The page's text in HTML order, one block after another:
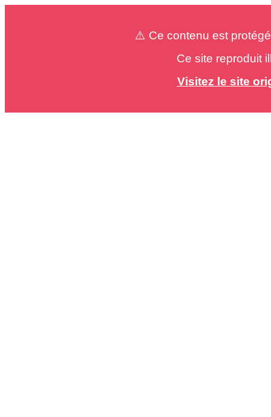
⚠️ Ce contenu est
Ce site reproduit
Visitez le site